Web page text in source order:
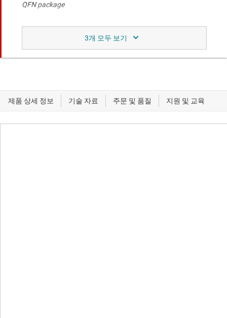
QFN package
비교 대상 장치와 유사한 기능.
Low-noise DC/DC module family with 1 A to 3 A and 23-